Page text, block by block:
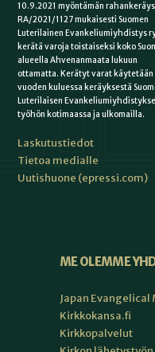
10.9.2021 myöntämän
RA/2021/1127 mukaisesti Suomen
Luterilainen Evankeliumiyhdistys
kerätä varoja toistaiseksi koko
alueella Ahvenanmaata lukuun
ottamatta. Kerätyt varat käytetään
vuoden kuluessa keräyksestä
Luterilaisen
työhön kotimaassa ja ulkomailla.
Laskutustiedot
Tietoa medialle
Uutishuone (epressi.com)
ME OLEMME
Japan Evangelical
Kirkkokansa.fi
Kirkkopalvelut